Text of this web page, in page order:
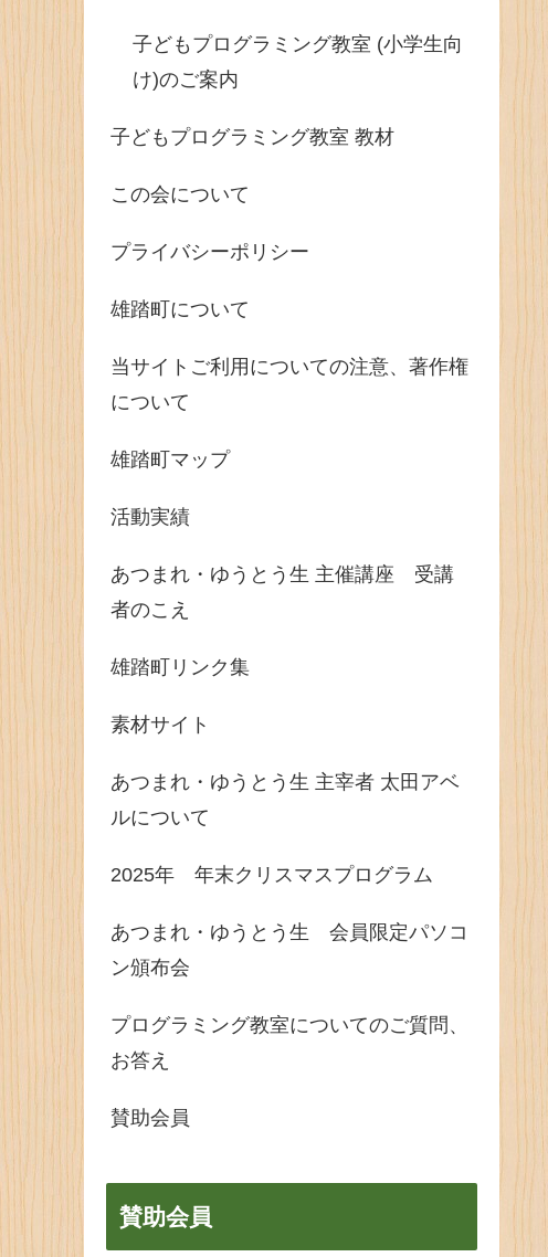
子どもプログラミング教室 (小学生向
け)のご案内
子どもプログラミング教室 教材
この会について
プライバシーポリシー
雄踏町について
当サイトご利用についての注意、著作権
について
雄踏町マップ
活動実績
あつまれ・ゆうとう生 主催講座 受講
者のこえ
雄踏町リンク集
素材サイト
あつまれ・ゆうとう生 主宰者 太田アベ
ルについて
2025年 年末クリスマスプログラム
あつまれ・ゆうとう生 会員限定パソコ
ン頒布会
プログラミング教室についてのご質問、
お答え
賛助会員
賛助会員